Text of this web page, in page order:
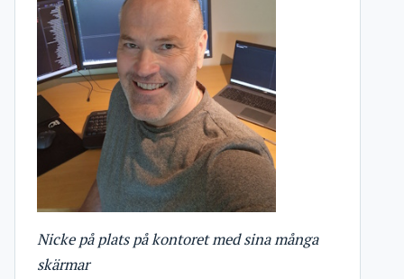
Nicke på plats på kontoret med sina många
skärmar